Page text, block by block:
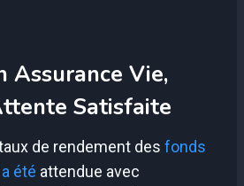
Assurance Vie,
Satisfaite
de rendement des fonds
été attendue avec